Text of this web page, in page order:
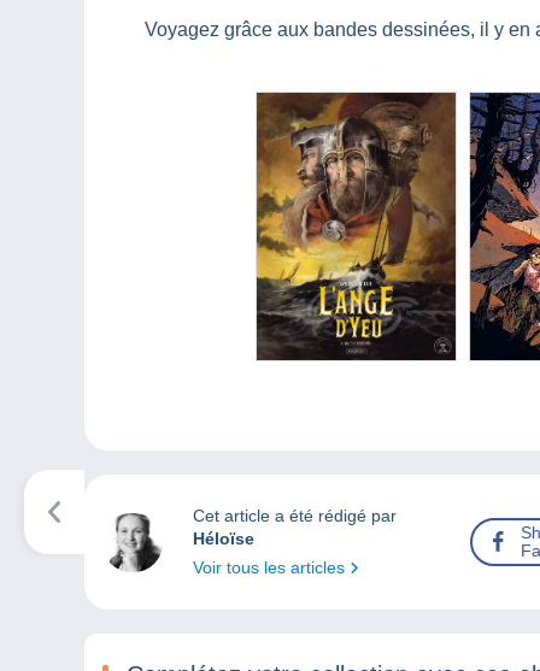
Voyagez grâce aux bandes dessinées, il y en
Cet article a été rédigé par
Héloïse
Voir tous les articles